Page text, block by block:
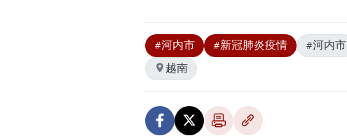
#河内市 #新冠肺炎疫情 #河内市
越南